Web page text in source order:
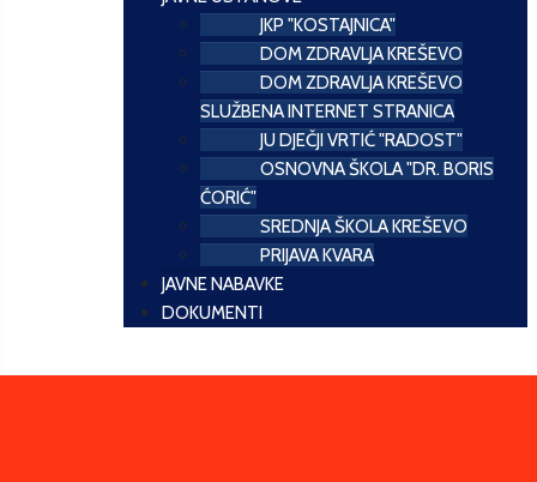
JKP "KOSTAJNICA"
DOM ZDRAVLJA KREŠEVO
DOM ZDRAVLJA KREŠEVO
SLUŽBENA INTERNET STRANICA
JU DJEČJI VRTIĆ "RADOST"
OSNOVNA ŠKOLA "DR. BORIS
ĆORIĆ"
SREDNJA ŠKOLA KREŠEVO
PRIJAVA KVARA
JAVNE NABAVKE
DOKUMENTI